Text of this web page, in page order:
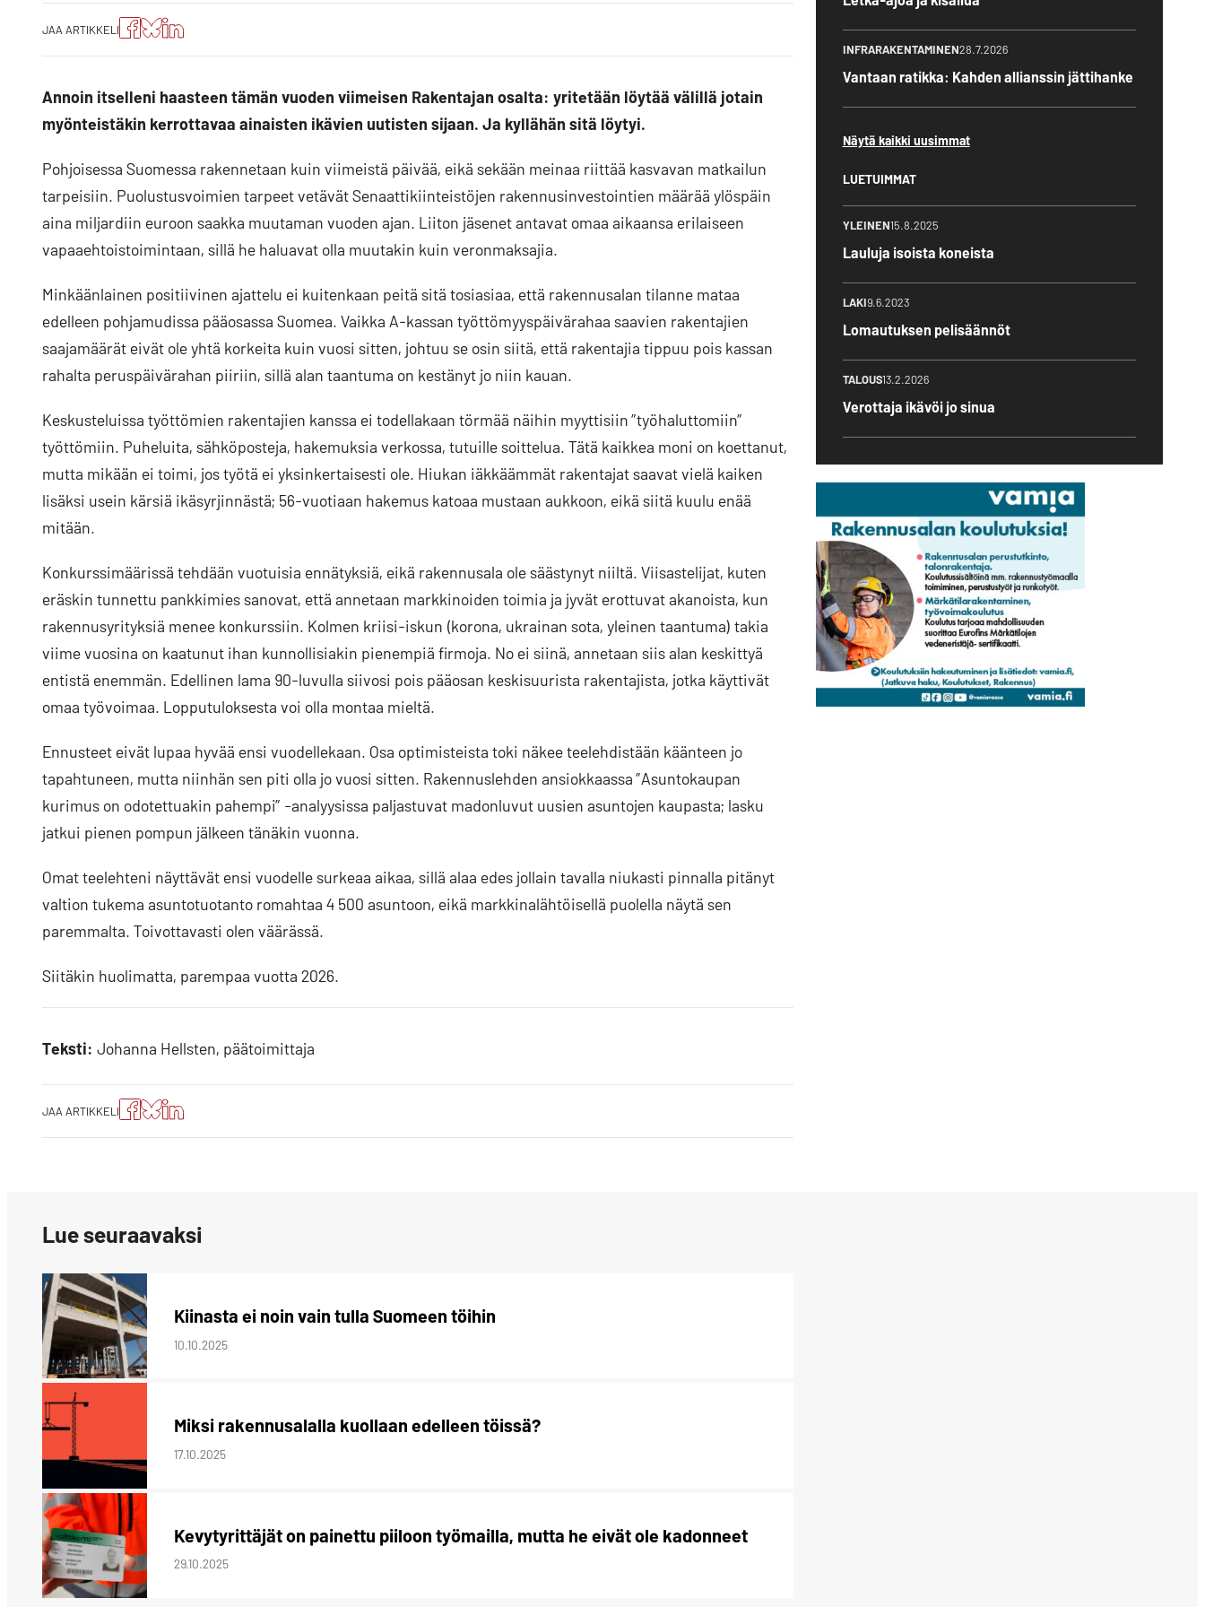
JAA ARTIKKELI
JaaJaaJako:
Annoin itselleni haasteen tämän vuoden viimeisen Rakentajan osalta: yritetään löytää välillä jotain
myönteistäkin kerrottavaa ainaisten ikävien uutisten sijaan. Ja kyllähän sitä löytyi.
Pohjoisessa Suomessa rakennetaan kuin viimeistä päivää, eikä sekään meinaa riittää kasvavan matkailun
tarpeisiin. Puolustusvoimien tarpeet vetävät Senaattikiinteistöjen rakennusinvestointien määrää ylöspäin
aina miljardiin euroon saakka muutaman vuoden ajan. Liiton jäsenet antavat omaa aikaansa erilaiseen
vapaaehtoistoimintaan, sillä he haluavat olla muutakin kuin veronmaksajia.
Minkäänlainen positiivinen ajattelu ei kuitenkaan peitä sitä tosiasiaa, että rakennusalan tilanne mataa
edelleen pohjamudissa pääosassa Suomea. Vaikka A-kassan työttömyyspäivärahaa saavien rakentajien
saajamäärät eivät ole yhtä korkeita kuin vuosi sitten, johtuu se osin siitä, että rakentajia tippuu pois kassan
rahalta peruspäivärahan piiriin, sillä alan taantuma on kestänyt jo niin kauan.
Keskusteluissa työttömien rakentajien kanssa ei todellakaan törmää näihin myyttisiin ”työhaluttomiin”
työttömiin. Puheluita, sähköposteja, hakemuksia verkossa, tutuille soittelua. Tätä kaikkea moni on koettanut,
mutta mikään ei toimi, jos työtä ei yksinkertaisesti ole. Hiukan iäkkäämmät rakentajat saavat vielä kaiken
lisäksi usein kärsiä ikäsyrjinnästä; 56-vuotiaan hakemus katoaa mustaan aukkoon, eikä siitä kuulu enää
mitään.
Konkurssimäärissä tehdään vuotuisia ennätyksiä, eikä rakennusala ole säästynyt niiltä. Viisastelijat, kuten
eräskin tunnettu pankkimies sanovat, että annetaan markkinoiden toimia ja jyvät erottuvat akanoista, kun
rakennusyrityksiä menee konkurssiin. Kolmen kriisi-iskun (korona, ukrainan sota, yleinen taantuma) takia
viime vuosina on kaatunut ihan kunnollisiakin pienempiä firmoja. No ei siinä, annetaan siis alan keskittyä
entistä enemmän. Edellinen lama 90-luvulla siivosi pois pääosan keskisuurista rakentajista, jotka käyttivät
omaa työvoimaa. Lopputuloksesta voi olla montaa mieltä.
Ennusteet eivät lupaa hyvää ensi vuodellekaan. Osa optimisteista toki näkee teelehdistään käänteen jo
tapahtuneen, mutta niinhän sen piti olla jo vuosi sitten. Rakennuslehden ansiokkaassa ”Asuntokaupan
kurimus on odotettuakin pahempi” -analyysissa paljastuvat madonluvut uusien asuntojen kaupasta; lasku
jatkui pienen pompun jälkeen tänäkin vuonna.
Omat teelehteni näyttävät ensi vuodelle surkeaa aikaa, sillä alaa edes jollain tavalla niukasti pinnalla pitänyt
valtion tukema asuntotuotanto romahtaa 4 500 asuntoon, eikä markkinalähtöisellä puolella näytä sen
paremmalta. Toivottavasti olen väärässä.
Siitäkin huolimatta, parempaa vuotta 2026.
Teksti: Johanna Hellsten, päätoimittaja
JAA ARTIKKELI
JaaJaaJako:
INFRARAKENTAMINEN28.7.2026
Vantaan ratikka: Kahden allianssin jättihanke
Näytä kaikki uusimmat
LUETUIMMAT
YLEINEN15.8.2025
Lauluja isoista koneista
LAKI9.6.2023
Lomautuksen pelisäännöt
TALOUS13.2.2026
Verottaja ikävöi jo sinua
Lue seuraavaksi
Kiinasta ei noin vain tulla Suomeen töihin
10.10.2025
Miksi rakennusalalla kuollaan edelleen töissä?
17.10.2025
Kevytyrittäjät on painettu piiloon työmailla, mutta he eivät ole kadonneet
29.10.2025